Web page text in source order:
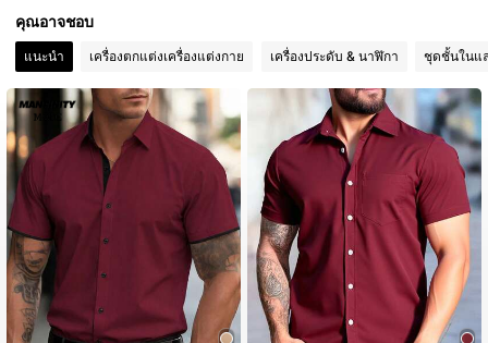
4.76 17K ผู้ติดตาม
4.76 17K ผู้ติดตาม
4.76 17K ผู้ติดตาม
17K ผู้ติดตาม
17K ผู้ติดตาม
คุณอาจชอบ
แนะนำ เครื่องตกแต่งเครื่องแต่งกาย เครื่องประดับ & นาฬิกา ชุดชั้นในแ